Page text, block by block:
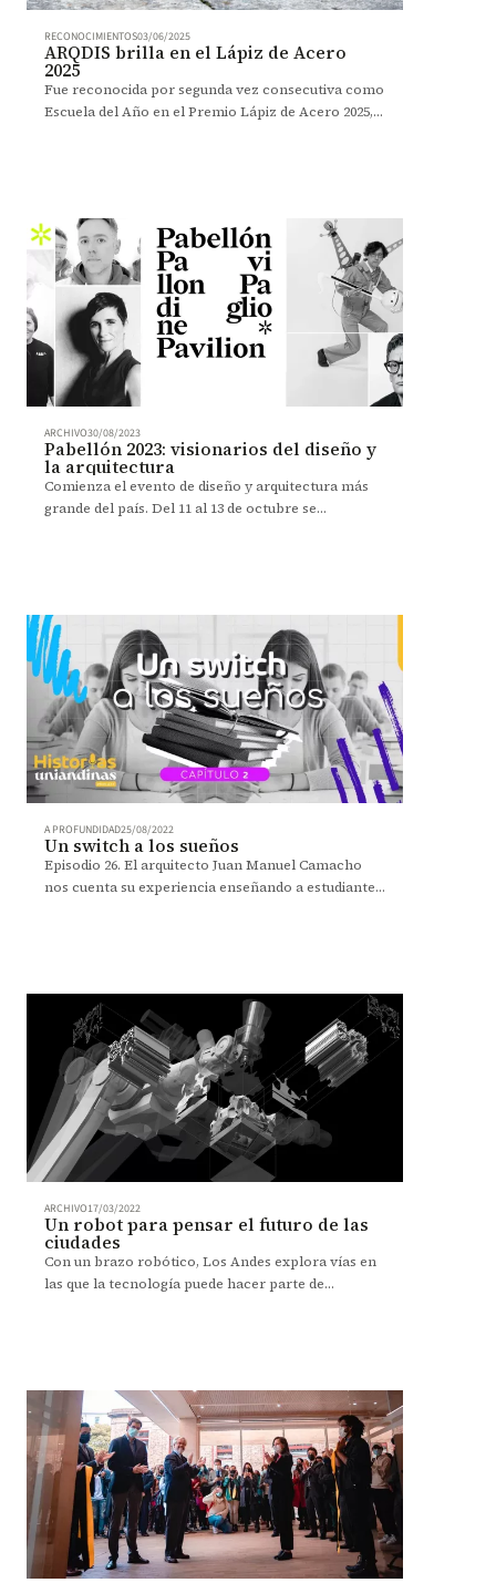
RECONOCIMIENTOS03/06/2025
ARQDIS brilla en el Lápiz de Acero
2025
Fue reconocida por segunda vez consecutiva como
Escuela del Año en el Premio Lápiz de Acero 2025,
ARCHIVO30/08/2023
Pabellón 2023: visionarios del diseño y
la arquitectura
Comienza el evento de diseño y arquitectura más
grande del país. Del 11 al 13 de octubre se
A PROFUNDIDAD25/08/2022
Un switch a los sueños
Episodio 26. El arquitecto Juan Manuel Camacho
nos cuenta su experiencia enseñando a estudiantes
ARCHIVO17/03/2022
Un robot para pensar el futuro de las
ciudades
Con un brazo robótico, Los Andes explora vías en
las que la tecnología puede hacer parte de